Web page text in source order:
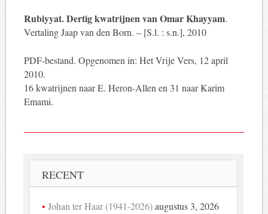
Rubiyyat. Dertig kwatrijnen van Omar Khayyam.
Vertaling Jaap van den Born. – [S.l. : s.n.], 2010
PDF-bestand. Opgenomen in: Het Vrije Vers, 12 april
2010.
16 kwatrijnen naar E. Heron-Allen en 31 naar Karim
Emami.
RECENT
Johan ter Haar (1941-2026) augustus 3, 2026